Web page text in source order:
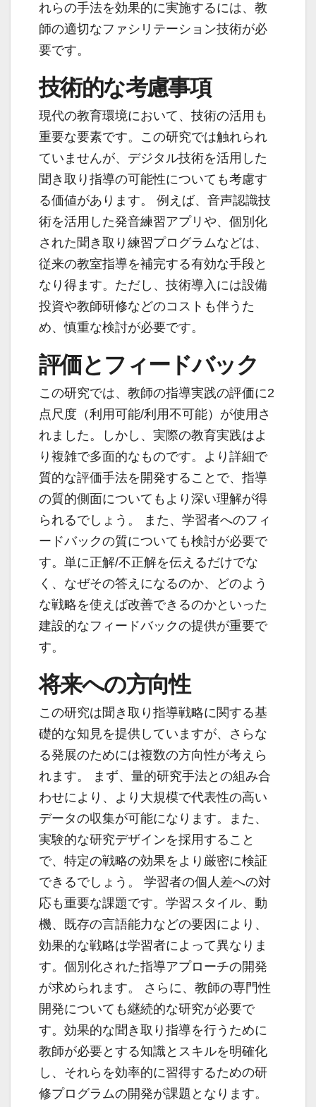
れらの手法を効果的に実施するには、教
師の適切なファシリテーション技術が必
要です。
技術的な考慮事項
現代の教育環境において、技術の活用も
重要な要素です。この研究では触れられ
ていませんが、デジタル技術を活用した
聞き取り指導の可能性についても考慮す
る価値があります。 例えば、音声認識技
術を活用した発音練習アプリや、個別化
された聞き取り練習プログラムなどは、
従来の教室指導を補完する有効な手段と
なり得ます。ただし、技術導入には設備
投資や教師研修などのコストも伴うた
め、慎重な検討が必要です。
評価とフィードバック
この研究では、教師の指導実践の評価に2
点尺度（利用可能/利用不可能）が使用さ
れました。しかし、実際の教育実践はよ
り複雑で多面的なものです。より詳細で
質的な評価手法を開発することで、指導
の質的側面についてもより深い理解が得
られるでしょう。 また、学習者へのフィ
ードバックの質についても検討が必要で
す。単に正解/不正解を伝えるだけでな
く、なぜその答えになるのか、どのよう
な戦略を使えば改善できるのかといった
建設的なフィードバックの提供が重要で
す。
将来への方向性
この研究は聞き取り指導戦略に関する基
礎的な知見を提供していますが、さらな
る発展のためには複数の方向性が考えら
れます。 まず、量的研究手法との組み合
わせにより、より大規模で代表性の高い
データの収集が可能になります。また、
実験的な研究デザインを採用すること
で、特定の戦略の効果をより厳密に検証
できるでしょう。 学習者の個人差への対
応も重要な課題です。学習スタイル、動
機、既存の言語能力などの要因により、
効果的な戦略は学習者によって異なりま
す。個別化された指導アプローチの開発
が求められます。 さらに、教師の専門性
開発についても継続的な研究が必要で
す。効果的な聞き取り指導を行うために
教師が必要とする知識とスキルを明確化
し、それらを効率的に習得するための研
修プログラムの開発が課題となります。